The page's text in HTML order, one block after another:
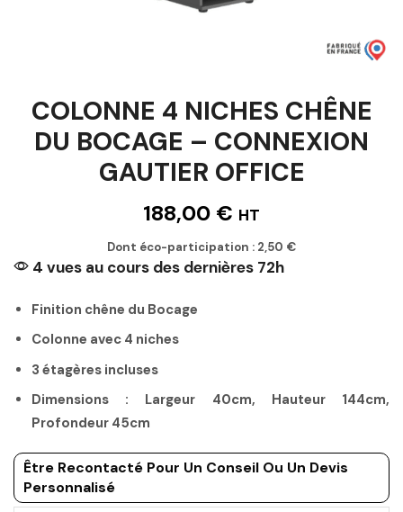
COLONNE 4 NICHES CHÊNE
DU BOCAGE – CONNEXION
GAUTIER OFFICE
188,00 € HT
Dont éco-participation : 2,50 €
4 vues au cours des dernières 72h
Finition chêne du Bocage
Colonne avec 4 niches
3 étagères incluses
Dimensions : Largeur 40cm, Hauteur 144cm,
Profondeur 45cm
Être Recontacté Pour Un Conseil Ou Un Devis
Personnalisé